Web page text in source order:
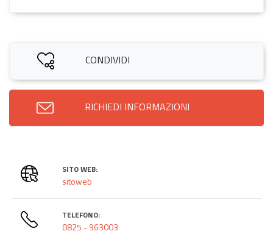
CONDIVIDI
RICHIEDI INFORMAZIONI
SITO WEB:
sitoweb
TELEFONO:
0825 - 963003